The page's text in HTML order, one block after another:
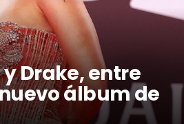
Drake, entre
álbum de